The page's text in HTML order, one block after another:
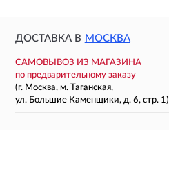
ДОСТАВКА В МОСКВА
САМОВЫВОЗ ИЗ МАГАЗИНА
по предварительному заказу
(г. Москва, м. Таганская,
ул. Большие Каменщики, д. 6, стр. 1)